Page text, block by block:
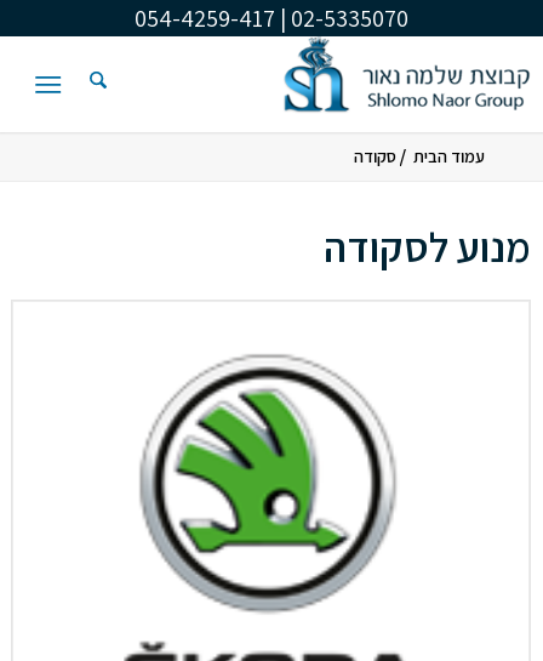
02-5335070 | 054-4259-417
עמוד הבית /סקודה
מנוע לסקודה